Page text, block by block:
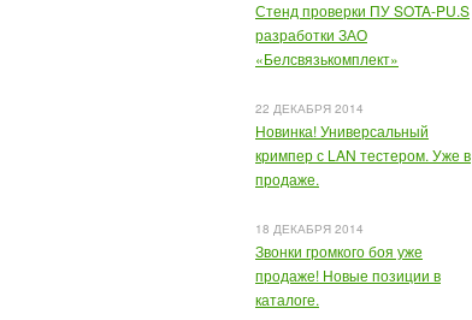
Стенд проверки ПУ SOTA-PU.S
разработки ЗАО
«Белсвязькомплект»
22 ДЕКАБРЯ 2014
Новинка! Универсальный
кримпер с LAN тестером. Уже в
продаже.
18 ДЕКАБРЯ 2014
Звонки громкого боя уже
продаже! Новые позиции в
каталоге.